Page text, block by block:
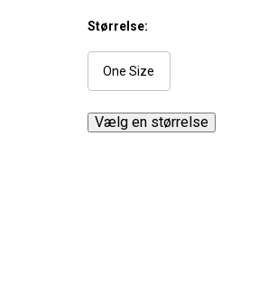
Størrelse:
One Size
Vælg en størrelse